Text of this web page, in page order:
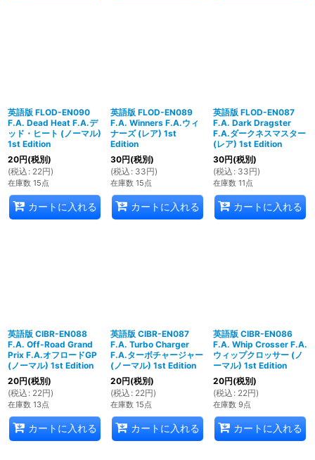
英語版 FLOD-EN090
F.A. Dead Heat F.A.デ
ッド・ヒート (ノーマル)
1st Edition
20円(税別)
(税込 : 22円)
在庫数 15点
カートに入れる
英語版 FLOD-EN089
F.A. Winners F.A.ウィ
ナーズ (レア) 1st
Edition
30円(税別)
(税込 : 33円)
在庫数 15点
カートに入れる
英語版 FLOD-EN087
F.A. Dark Dragster
F.A.ダークネスマスター
(レア) 1st Edition
30円(税別)
(税込 : 33円)
在庫数 11点
カートに入れる
英語版 CIBR-EN088
F.A. Off-Road Grand
Prix F.A.オフロードGP
(ノーマル) 1st Edition
20円(税別)
(税込 : 22円)
在庫数 13点
カートに入れる
英語版 CIBR-EN087
F.A. Turbo Charger
F.A.ターボチャージャー
(ノーマル) 1st Edition
20円(税別)
(税込 : 22円)
在庫数 15点
カートに入れる
英語版 CIBR-EN086
F.A. Whip Crosser F.A.
ウィップクロッサー (ノ
ーマル) 1st Edition
20円(税別)
(税込 : 22円)
在庫数 9点
カートに入れる